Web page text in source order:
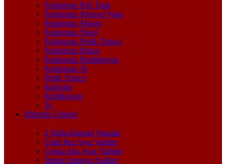
Paslanmaz Kör Tapa
Paslanmaz Küresel Vana
Paslanmaz Maşon
Paslanmaz Nipel
Paslanmaz Pislik Tutucu
Paslanmaz Rakor
Paslanmaz Redüksiyon
Paslanmaz Te
Pislik Tutucu
Rakorlar
Redüksiyon
Te
Hidrolik Ürünler
2 Yollu Küresel Vanalar
Çekli Hız Ayar Valfleri
Çeksiz Hız Ayar Valfleri
Direkt Emniyet Valfleri